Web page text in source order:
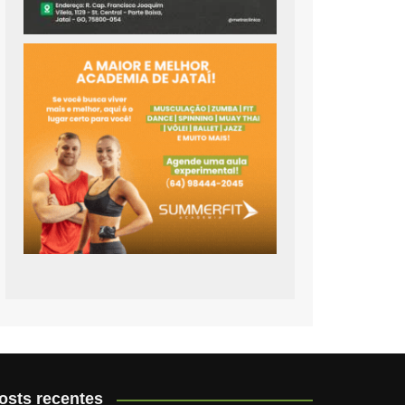
recentes